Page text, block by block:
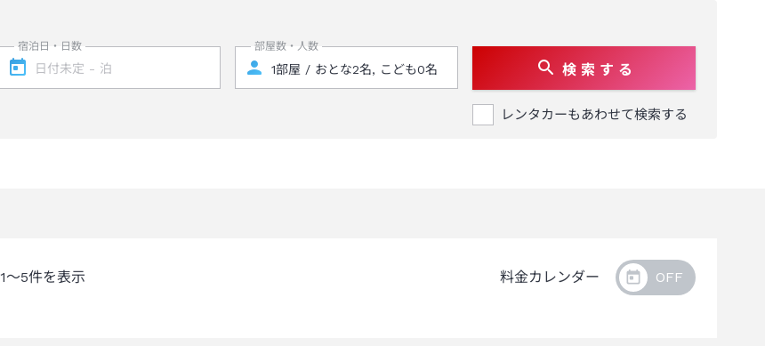
宿泊日・日数 部屋数・人数
検 索 す る
レンタカーもあわせて検索する
1～5件を表示 料金カレンダー